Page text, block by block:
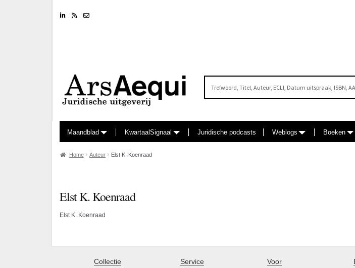
LinkedinRSS feed
Maandblad KwartaalSignaal Juridische podcasts Weblogs Boeken
Home Auteur Elst K. Koenraad
Elst K. Koenraad
Elst K. Koenraad
Collectie Service Voor